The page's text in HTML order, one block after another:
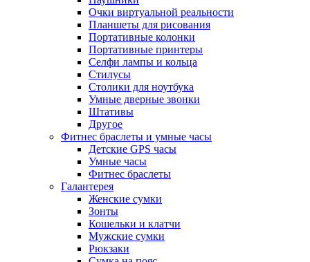
Очки виртуальной реальности
Планшеты для рисования
Портативные колонки
Портативные принтеры
Селфи лампы и кольца
Стилусы
Столики для ноутбука
Умные дверные звонки
Штативы
Другое
Фитнес браслеты и умные часы
Детские GPS часы
Умные часы
Фитнес браслеты
Галантерея
Женские сумки
Зонты
Кошельки и клатчи
Мужские сумки
Рюкзаки